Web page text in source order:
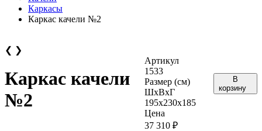
Каркасы
Каркас качели №2
❮ ❯
Каркас качели
№2
Артикул
1533
Размер (см)
ШхВхГ
195х230х185
Цена
37 310 ₽
В
корзину